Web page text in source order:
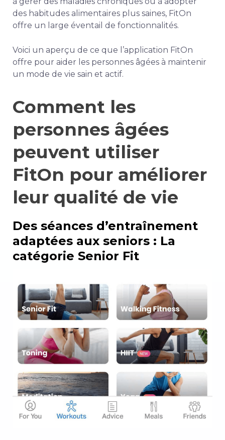
des habitudes alimentaires plus saines, FitOn
offre un large éventail de fonctionnalités.
Voici un aperçu de ce que l’application FitOn
offre pour aider les personnes âgées à maintenir
un mode de vie sain et actif.
Comment les
personnes âgées
peuvent utiliser
FitOn pour améliorer
leur qualité de vie
Des séances d’entraînement
adaptées aux seniors : La
catégorie Senior Fit